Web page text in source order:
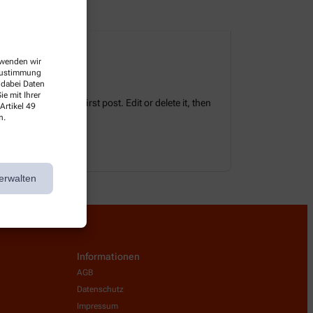
wir
Daten
mit Ihrer
49
Sites. This is your first post. Edit or delete it, then
Informationen
AGB
Datenschutz
Impressum